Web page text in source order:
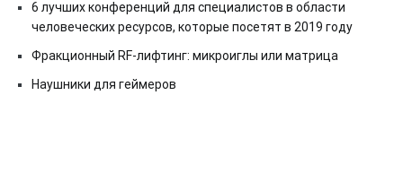
6 лучших конференций для специалистов в области
человеческих ресурсов, которые посетят в 2019 году
Фракционный RF-лифтинг: микроиглы или матрица
Наушники для геймеров